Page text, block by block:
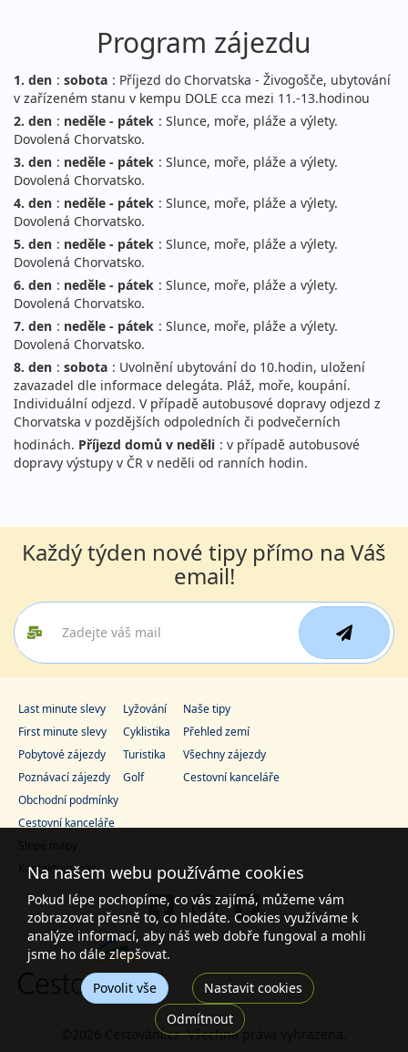
Program zájezdu
1. den : sobota : Příjezd do Chorvatska - Živogošče, ubytování
v zařízeném stanu v kempu DOLE cca mezi 11.-13.hodinou
2. den : neděle - pátek : Slunce, moře, pláže a výlety.
Dovolená Chorvatsko.
3. den : neděle - pátek : Slunce, moře, pláže a výlety.
Dovolená Chorvatsko.
4. den : neděle - pátek : Slunce, moře, pláže a výlety.
Dovolená Chorvatsko.
5. den : neděle - pátek : Slunce, moře, pláže a výlety.
Dovolená Chorvatsko.
6. den : neděle - pátek : Slunce, moře, pláže a výlety.
Dovolená Chorvatsko.
7. den : neděle - pátek : Slunce, moře, pláže a výlety.
Dovolená Chorvatsko.
8. den : sobota : Uvolnění ubytování do 10.hodin, uložení
zavazadel dle informace delegáta. Pláž, moře, koupání.
Individuální odjezd. V případě autobusové dopravy odjezd z
Chorvatska v pozdějších odpoledních či podvečerních
hodinách. Příjezd domů v neděli : v případě autobusové
dopravy výstupy v ČR v neděli od ranních hodin.
Každý týden nové tipy přímo na Váš
email!
Last minute slevy
First minute slevy
Pobytové zájezdy
Poznávací zájezdy
Lyžování
Cyklistika
Turistika
Golf
Naše tipy
Přehled zemí
Všechny zájezdy
Cestovní kanceláře
Obchodní podmínky
Cestovní kanceláře
Slepé mapy
Kontaktujte nás
©2026 Cestování.cz. Všechna práva vyhrazena.
Na našem webu používáme cookies
Pokud lépe pochopíme, co vás zajímá, můžeme vám
zobrazovat přesně to, co hledáte. Cookies využíváme k
analýze informací, aby náš web dobře fungoval a mohli
jsme ho dále zlepšovat.
Povolit vše
Nastavit cookies
Odmítnout